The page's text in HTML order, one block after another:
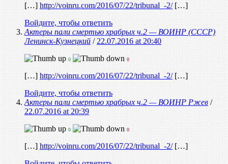
[…] http://voinru.com/2016/07/22/tribunal_-2/[…]
Войдите, чтобы ответить
Актеры пали смертью храбрых ч.2 — ВОИНР (СССР)
Ленинск-Кузнецкий /22.07.2016 at 20:40
0 0
[…] http://voinru.com/2016/07/22/tribunal_-2/[…]
Войдите, чтобы ответить
Актеры пали смертью храбрых ч.2 — ВОИНР Ржев /
22.07.2016 at 20:39
0 0
[…] http://voinru.com/2016/07/22/tribunal_-2/[…]